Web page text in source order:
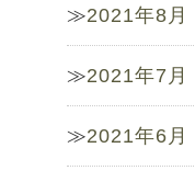
2021年8月
2021年7月
2021年6月